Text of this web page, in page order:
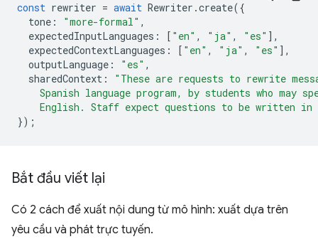
const rewriter = await Rewriter .create({
tone : "more-formal" ,
expectedInputLanguages : [ "en" , "ja" , "es" ],
expectedContextLanguages : [ "en" , "ja" , "es" ],
outputLanguage : "es" ,
sharedContext :
"These are requests to rewrite
Spanish language program, by students who may
English. Staff expect questions to be written in
});
Bắt đầu viết lại
Có 2 cách để xuất nội dung từ mô hình: xuất dựa trên
yêu cầu và phát trực tuyến.